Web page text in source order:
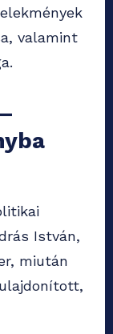
valamint
István,
miután